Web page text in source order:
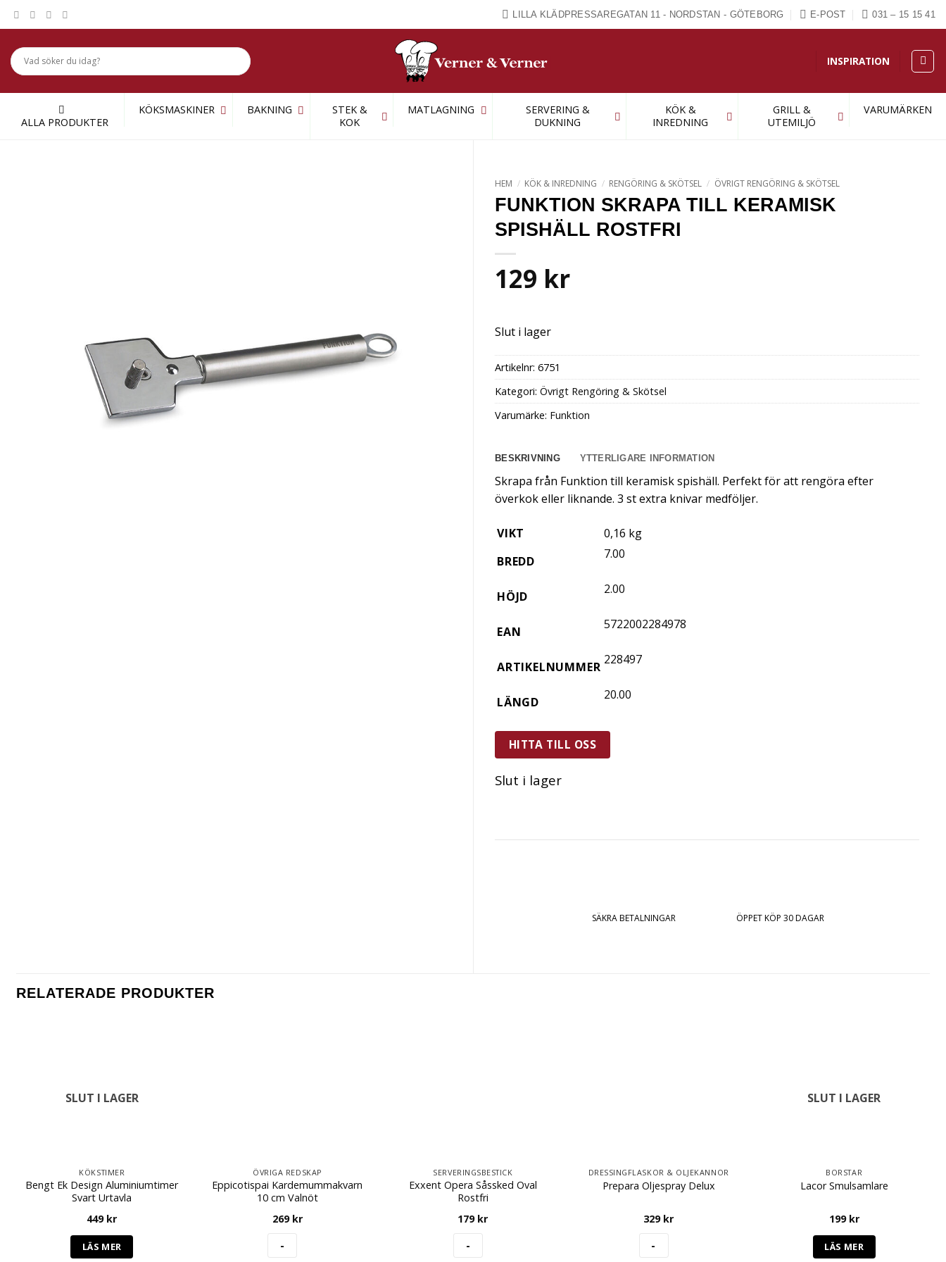
Skip
to
LILLA KLÄDPRESSAREGATAN 11 - NORDSTAN - GÖTEBORG E-POST 031 – 15 15 41
INSPIRATION
ALLA PRODUKTER
KÖKSMASKINER BAKNING
STEK &
KOK
MATLAGNING
SERVERING &
DUKNING
KÖK &
INREDNING
GRILL &
UTEMILJÖ
VARUMÄRKEN
HEM / KÖK & INREDNING / RENGÖRING & SKÖTSEL / ÖVRIGT RENGÖRING & SKÖTSEL
FUNKTION SKRAPA TILL KERAMISK
SPISHÄLL ROSTFRI
129 kr
Slut i lager
Artikelnr: 6751
Kategori: Övrigt Rengöring & Skötsel
Varumärke: Funktion
BESKRIVNING YTTERLIGARE INFORMATION
Skrapa från Funktion till keramisk spishäll. Perfekt för att rengöra efter
överkok eller liknande. 3 st extra knivar medföljer.
VIKT
0,16 kg
BREDD
7.00
HÖJD 2.00
EAN 5722002284978
ARTIKELNUMMER 228497
LÄNGD 20.00
HITTA TILL OSS
Slut i lager
SÄKRA BETALNINGAR ÖPPET KÖP 30 DAGAR
RELATERADE PRODUKTER
SLUT I LAGER
KÖKSTIMER
Bengt Ek Design Aluminiumtimer
Svart Urtavla
449 kr
LÄS MER
ÖVRIGA REDSKAP
Eppicotispai Kardemummakvarn
10 cm Valnöt
269 kr
SERVERINGSBESTICK
Exxent Opera Såssked Oval
Rostfri
179 kr
DRESSINGFLASKOR & OLJEKANNOR
Prepara Oljespray Delux
329 kr
SLUT I LAGER
BORSTAR
Lacor Smulsamlare
199 kr
LÄS MER